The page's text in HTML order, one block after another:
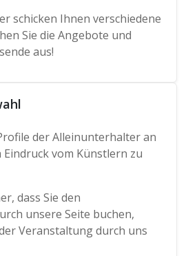
schicken Ihnen verschiedene
Sie die Angebote und
aus!
der Alleinunterhalter an
vom Künstlern zu
dass Sie den
unsere Seite buchen,
Veranstaltung durch uns